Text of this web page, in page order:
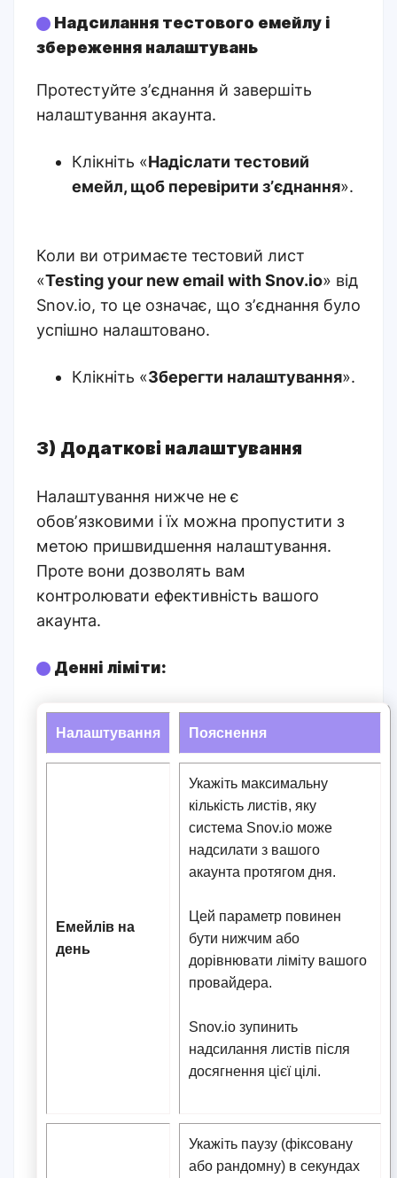
Надсилання тестового емейлу і
збереження налаштувань
Протестуйте зʼєднання й завершіть
налаштування акаунта.
Клікніть «Надіслати тестовий
емейл, щоб перевірити зʼєднання».
Коли ви отримаєте тестовий лист
«Testing your new email with Snov.io» від
Snov.io, то це означає, що зʼєднання було
успішно налаштовано.
Клікніть «Зберегти налаштування».
3) Додаткові налаштування
Налаштування нижче не є
обовʼязковими і їх можна пропустити з
метою пришвидшення налаштування.
Проте вони дозволять вам
контролювати ефективність вашого
акаунта.
Денні ліміти:
Налаштування Пояснення
Емейлів на
день
Укажіть максимальну
кількість листів, яку
система Snov.io може
надсилати з вашого
акаунта протягом дня.
Цей параметр повинен
бути нижчим або
дорівнювати ліміту вашого
провайдера.
Snov.io зупинить
надсилання листів після
досягнення цієї цілі.
Укажіть паузу (фіксовану
або рандомну) в секундах